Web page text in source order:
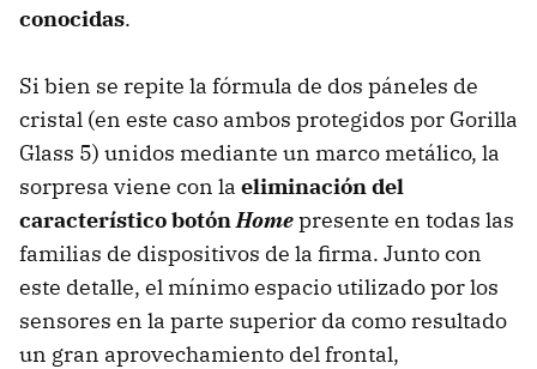
conocidas.
Si bien se repite la fórmula de dos páneles de
cristal (en este caso ambos protegidos por Gorilla
Glass 5) unidos mediante un marco metálico, la
sorpresa viene con la eliminación del
característico botónHomepresente en todas las
familias de dispositivos de la firma. Junto con
este detalle, el mínimo espacio utilizado por los
sensores en la parte superior da como resultado
un gran aprovechamiento del frontal,